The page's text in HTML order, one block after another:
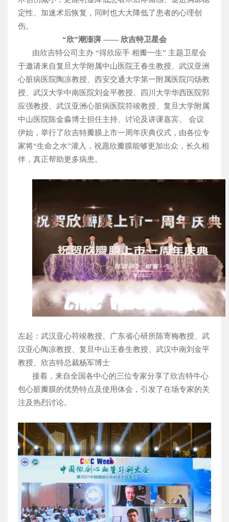
定性、加速术后恢复，同时也大大降低了患者的心理创
伤。
“欣”潮澎湃 —— 欣吉特卫星会
由欣吉特公司主办 “得欣应手 相瓣一生” 主题卫星会
于邀请来自复旦大学附属中山医院王春生教授、武汉亚洲
心脏病医院陶凉教授、西安交通大学第一附属医院闫炀教
授、武汉大学中南医院刘金平教授、四川大学华西医院郭
应强教授、武汉亚洲心脏病医院符竣教授、复旦大学附属
中山医院陈金淼博士担任主持、讨论及讲课嘉宾。
会议
伊始，举行了欣吉特瓣膜上市一周年庆典仪式，由各位专
家将“生命之水”灌入，祝愿欣瓣膜能够更加出众，长久相
伴，真正帮助更多病患。
左起：武汉亚心符竣教授、广东省心研所陈寄梅教授、武
汉亚心陶凉教授、复旦中山王春生教授、武汉中南刘金平
教授、欣吉特总裁杨军博士
接着，来自全国各中心的三位专家分享了欣吉特牛心
包心脏瓣膜的优势特点及使用体会，引发了在场专家的关
注及热烈讨论。